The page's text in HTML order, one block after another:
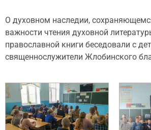
О духовном наследии,
важности чтения духовной
православной книги беседовали с
священнослужители Жлобинского